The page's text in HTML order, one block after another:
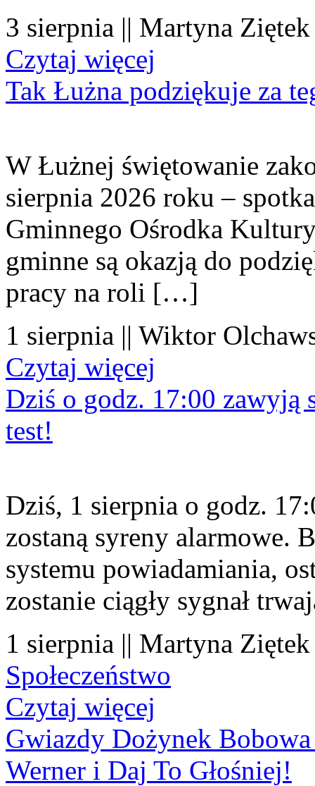
3 sierpnia || Martyna
Czytaj więcej
Tak Łużna podziękuje za
W Łużnej świętowanie
sierpnia 2026 roku –
Gminnego Ośrodka
gminne są okazją do
pracy na roli […]
1 sierpnia || Wiktor
Czytaj więcej
Dziś o godz. 17:00 zawyją
test!
Dziś, 1 sierpnia o godz.
zostaną syreny alarmowe.
systemu powiadamiania,
zostanie ciągły sygnał
1 sierpnia || Martyna
Społeczeństwo
Czytaj więcej
Gwiazdy Dożynek Bobowa
Werner i Daj To Głośniej!